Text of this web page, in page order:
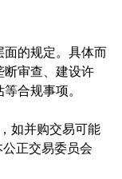
面的规定。具体而
断审查、建设许
合规事项。
如并购交易可能
正交易委员会